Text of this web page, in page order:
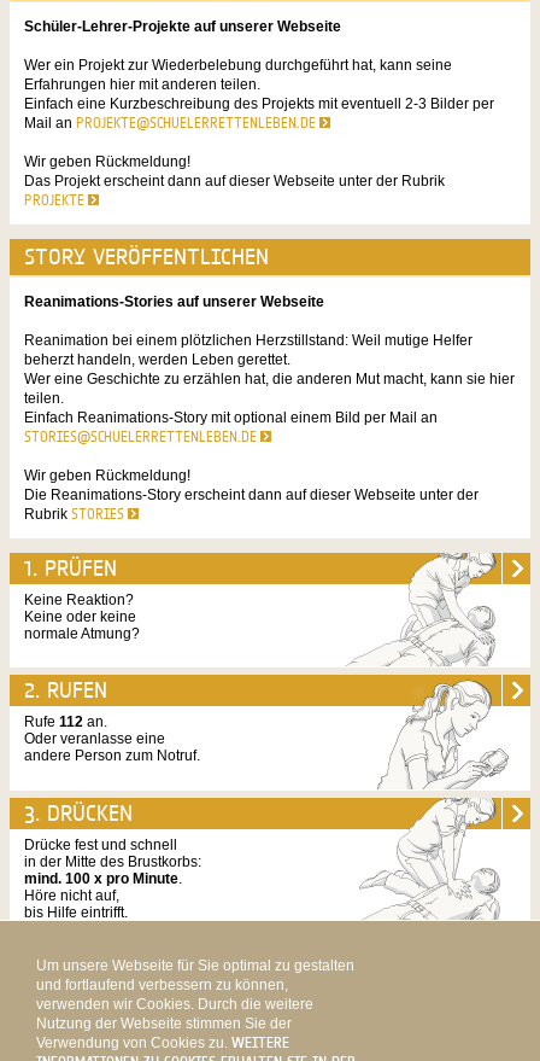
Schüler-Lehrer-Projekte auf unserer Webseite
Wer ein Projekt zur Wiederbelebung durchgeführt hat, kann seine
Erfahrungen hier mit anderen teilen.
Einfach eine Kurzbeschreibung des Projekts mit eventuell 2-3 Bilder per
Mail an PROJEKTE@SCHUELERRETTENLEBEN.DE
Wir geben Rückmeldung!
Das Projekt erscheint dann auf dieser Webseite unter der Rubrik
PROJEKTE
STORY VERÖFFENTLICHEN
Reanimations-Stories auf unserer Webseite
Reanimation bei einem plötzlichen Herzstillstand: Weil mutige Helfer
beherzt handeln, werden Leben gerettet.
Wer eine Geschichte zu erzählen hat, die anderen Mut macht, kann sie hier
teilen.
Einfach Reanimations-Story mit optional einem Bild per Mail an
STORIES@SCHUELERRETTENLEBEN.DE
Wir geben Rückmeldung!
Die Reanimations-Story erscheint dann auf dieser Webseite unter der
Rubrik STORIES
Keine Reaktion?
Keine oder keine
normale Atmung?
1. PRÜFEN
Rufe 112 an.
Oder veranlasse eine
andere Person zum Notruf.
2. RUFEN
Drücke fest und schnell
in der Mitte des Brustkorbs:
mind. 100 x pro Minute.
Höre nicht auf,
bis Hilfe eintrifft.
3. DRÜCKEN
SKIP TO CONTENT
HOME KONTAKT IMPRESSUM DATENSCHUTZ
Um unsere Webseite für Sie optimal zu gestalten
und fortlaufend verbessern zu können,
verwenden wir Cookies. Durch die weitere
Nutzung der Webseite stimmen Sie der
Verwendung von Cookies zu. WEITERE